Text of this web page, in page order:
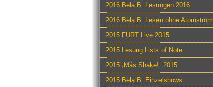
2016 Bela B: Lesungen 2016
2016 Bela B: Lesen ohne Atomstrom
2015 FURT Live 2015
2015 Lesung Lists of Note
2015 ¡Más Shake!: 2015
2015 Bela B: Einzelshows